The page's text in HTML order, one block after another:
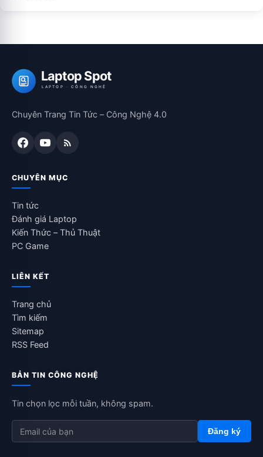
Laptop Spot
LAPTOP · CÔNG NGHỆ
Chuyên Trang Tin Tức – Công Nghệ 4.0
CHUYÊN MỤC
Tin tức
Đánh giá Laptop
Kiến Thức – Thủ Thuật
PC Game
LIÊN KẾT
Trang chủ
Tìm kiếm
Sitemap
RSS Feed
BẢN TIN CÔNG NGHỆ
Tin chọn lọc mỗi tuần, không spam.
Đăng ký